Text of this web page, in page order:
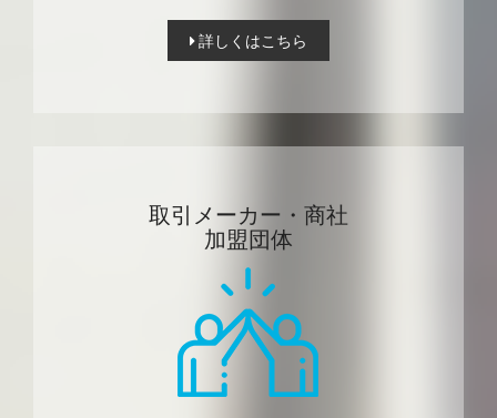
詳しくはこちら
取引メーカー・商社
加盟団体